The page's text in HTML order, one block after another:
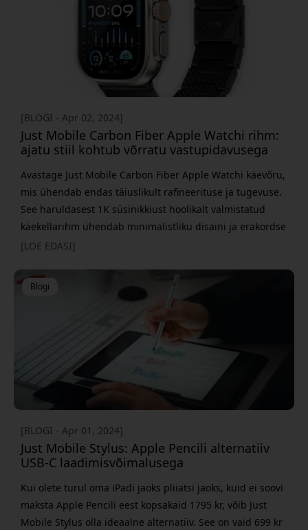
[BLOGI - Apr 02, 2024]
Just Mobile Carbon Fiber Apple Watchi rihm:
ajatu stiil kohtub võrratu vastupidavusega
Avastage Just Mobile Carbon Fiber Apple Watchi käevõru,
mis ühendab endas täiuslikult rafineerituse ja tugevuse.
See haruldasest 1K süsinikkiust hoolikalt valmistatud
käekellarihm ühendab minimalistliku disaini ja erakordse
vastupidavuse, muutes selle Apple Watchi jaoks parimaks
on omane esmaklassiline konstruktsioon, mis tagab nii
stiili kui ka funktsionaalsuse. Haruldane 1K süsinikkiust
[LOE EDASI]
Blogi
[BLOGI - Apr 01, 2024]
Just Mobile Stylus: Apple Pencili alternatiiv
USB-C laadimisvõimalusega
Kui olete turul oma iPadi jaoks pliiatsi jaoks, kuid ei soovi
maksta Apple Pencili eest kopsakaid 1795 kr, võib Just
Mobile Stylus olla ideaalne alternatiiv. See on vaid 699 kr